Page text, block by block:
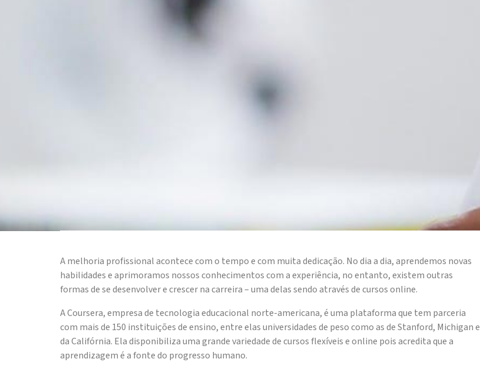
A melhoria profissional acontece com o tempo e com muita dedicação. No dia a dia, aprendemos novas
habilidades e aprimoramos nossos conhecimentos com a experiência, no entanto, existem outras
formas de se desenvolver e crescer na carreira – uma delas sendo através de cursos online.
A Coursera, empresa de tecnologia educacional norte-americana, é uma plataforma que tem parceria
com mais de 150 instituições de ensino, entre elas universidades de peso como as de Stanford, Michigan e
da Califórnia. Ela disponibiliza uma grande variedade de cursos flexíveis e online pois acredita que a
aprendizagem é a fonte do progresso humano.